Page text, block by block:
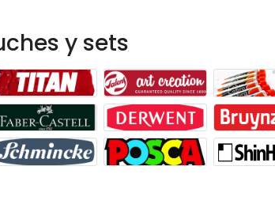
y sets